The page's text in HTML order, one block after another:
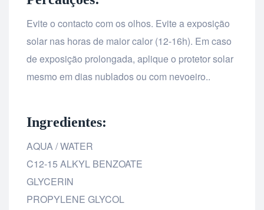
Evite o contacto com os olhos. Evite a exposição
solar nas horas de maior calor (12-16h). Em caso
de exposição prolongada, aplique o protetor solar
mesmo em dias nublados ou com nevoeiro..
Ingredientes:
AQUA / WATER
C12-15 ALKYL BENZOATE
GLYCERIN
PROPYLENE GLYCOL